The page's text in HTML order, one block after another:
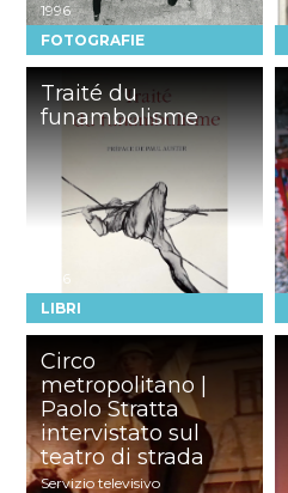
1996
FOTOGRAFIE
Traité du
funambolisme
1996
LIBRI
Circo
metropolitano |
Paolo Stratta
intervistato sul
teatro di strada
Servizio televisivo